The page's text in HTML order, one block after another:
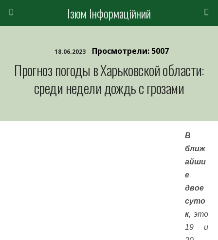
Ізюм Інформаційний
18.06.2023 Просмотрели: 5007
Прогноз погоды в Харьковской области:
среди недели дождь с грозами
В
ближ
айши
е
двое
суто
к, это
19 и